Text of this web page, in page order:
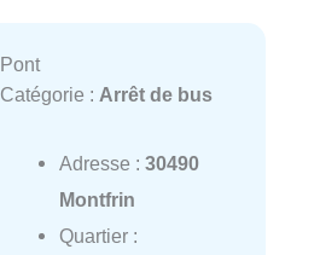
Pont
Catégorie : Arrêt de bus
Adresse : 30490
Montfrin
Quartier :